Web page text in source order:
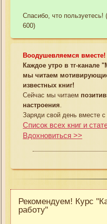
Спасибо, что пользуетесь!
600)
Воодушевляемся вместе!
Каждое утро в тг-
мы читаем
известных книг!
Сейчас мы читаем
настроения
Заряди свой день вместе
Список всех книг и
Вдохновиться >>
Рекомендуем! Курс
работу"